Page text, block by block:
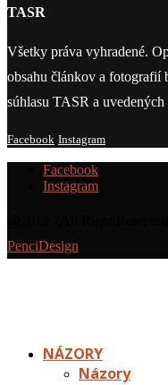
TASR
Všetky práva vyhradené.
obsahu článkov a fotografií
súhlasu TASR a
Facebook Instagram
Facebook
Instagram
PenciDesign
NÁZORY
Názory